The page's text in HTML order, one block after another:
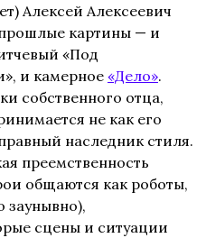
Алексей Алексеевич
картины — и
«Под
и камерное «Дело».
собственного отца,
не как его
наследник стиля.
преемственность
общаются как роботы,
заунывно),
сцены и ситуации